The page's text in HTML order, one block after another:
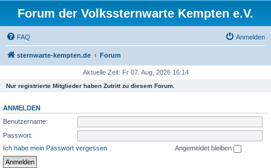
Forum der Volkssternwarte Kempten e.V.
FAQ Anmelden
sternwarte-kempten.de Forum
Aktuelle Zeit: Fr 07. Aug, 2026 16:14
Nur registrierte Mitglieder haben Zutritt zu diesem Forum.
ANMELDEN
Benutzername:
Passwort:
Ich habe mein Passwort vergessen
Angemeldet bleiben